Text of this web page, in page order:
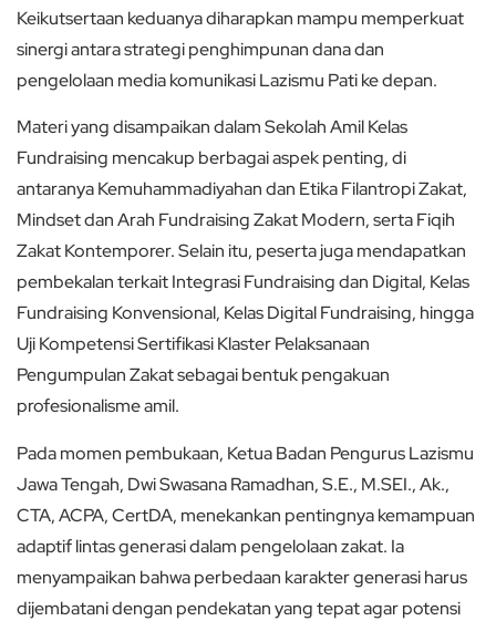
Keikutsertaan keduanya diharapkan mampu memperkuat
sinergi antara strategi penghimpunan dana dan
pengelolaan media komunikasi Lazismu Pati ke depan.
Materi yang disampaikan dalam Sekolah Amil Kelas
Fundraising mencakup berbagai aspek penting, di
antaranya Kemuhammadiyahan dan Etika Filantropi Zakat,
Mindset dan Arah Fundraising Zakat Modern, serta Fiqih
Zakat Kontemporer. Selain itu, peserta juga mendapatkan
pembekalan terkait Integrasi Fundraising dan Digital, Kelas
Fundraising Konvensional, Kelas Digital Fundraising, hingga
Uji Kompetensi Sertifikasi Klaster Pelaksanaan
Pengumpulan Zakat sebagai bentuk pengakuan
profesionalisme amil.
Pada momen pembukaan, Ketua Badan Pengurus Lazismu
Jawa Tengah, Dwi Swasana Ramadhan, S.E., M.SEI., Ak.,
CTA, ACPA, CertDA, menekankan pentingnya kemampuan
adaptif lintas generasi dalam pengelolaan zakat. Ia
menyampaikan bahwa perbedaan karakter generasi harus
dijembatani dengan pendekatan yang tepat agar potensi